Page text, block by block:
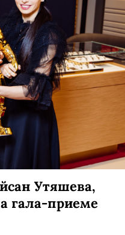
Утяшева,
гала-приеме